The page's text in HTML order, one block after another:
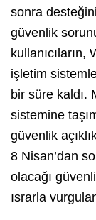
sonra
güvenlik
işletim
bir süre kaldı.
sistemine
güvenlik
8 Nisan’dan
olacağı
ısrarla